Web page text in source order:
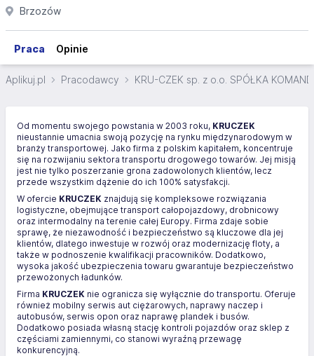
Brzozów
Praca Opinie
Aplikuj.pl Pracodawcy KRU-CZEK sp. z o.o. SPÓŁKA
Od momentu swojego powstania w 2003 roku, KRUCZEK
nieustannie umacnia swoją pozycję na rynku międzynarodowym w
branży transportowej. Jako firma z polskim kapitałem, koncentruje
się na rozwijaniu sektora transportu drogowego towarów. Jej misją
jest nie tylko poszerzanie grona zadowolonych klientów, lecz
przede wszystkim dążenie do ich 100% satysfakcji.
W ofercie KRUCZEK znajdują się kompleksowe rozwiązania
logistyczne, obejmujące transport całopojazdowy, drobnicowy
oraz intermodalny na terenie całej Europy. Firma zdaje sobie
sprawę, że niezawodność i bezpieczeństwo są kluczowe dla jej
klientów, dlatego inwestuje w rozwój oraz modernizację floty, a
także w podnoszenie kwalifikacji pracowników. Dodatkowo,
wysoka jakość ubezpieczenia towaru gwarantuje bezpieczeństwo
przewożonych ładunków.
Firma KRUCZEK nie ogranicza się wyłącznie do transportu. Oferuje
również mobilny serwis aut ciężarowych, naprawy naczep i
autobusów, serwis opon oraz naprawę plandek i busów.
Dodatkowo posiada własną stację kontroli pojazdów oraz sklep z
częściami zamiennymi, co stanowi wyraźną przewagę
konkurencyjną.